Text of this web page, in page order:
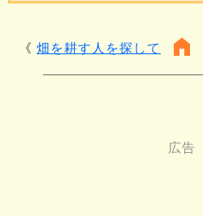
畑を耕す人を探して